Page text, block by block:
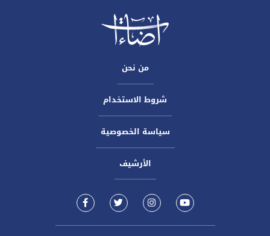
من نحن
شروط الاستخدام
سياسة الخصوصية
الأرشيف